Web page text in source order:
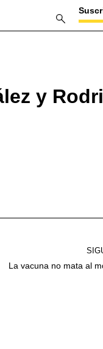
y
La vacuna no mata al